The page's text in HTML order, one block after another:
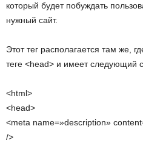
который будет побуждать
нужный сайт.
Этот тег располагается там же,
теге <head> и имеет следующий
<html>
<head>
<meta name=»description»
/>